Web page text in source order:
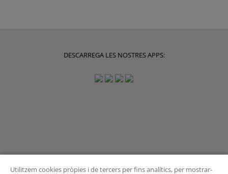
DESCARREGA LES NOSTRES APPS:
Utilitzem cookies pròpies i de tercers per fins analítics, per mostrar-